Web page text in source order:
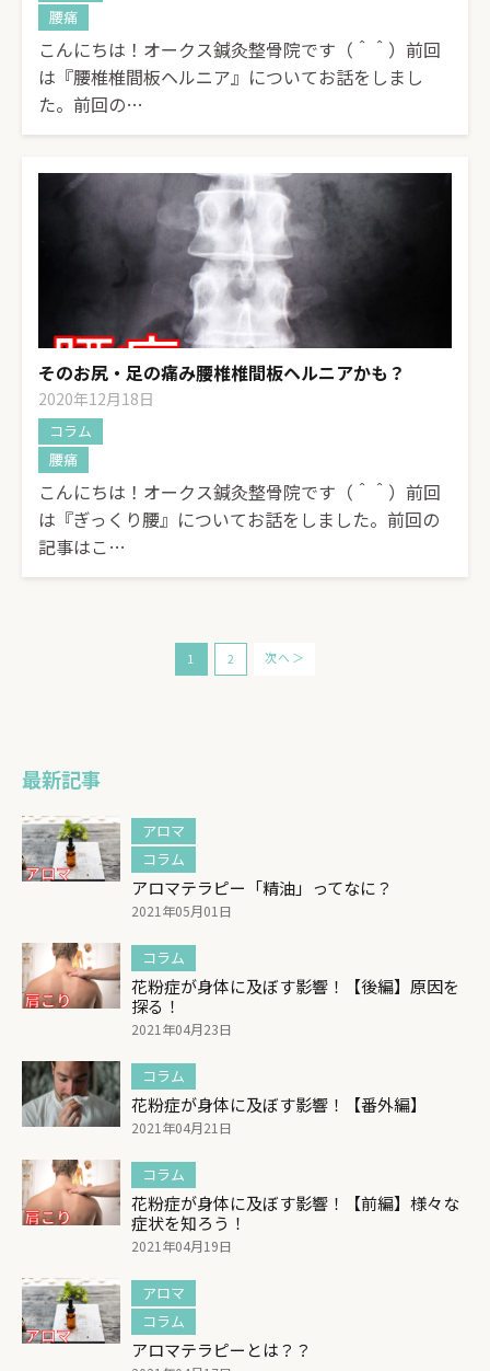
腰痛
こんにちは！オークス鍼灸整骨院です（＾＾）前回
は『腰椎椎間板ヘルニア』についてお話をしまし
た。前回の…
そのお尻・足の痛み腰椎椎間板ヘルニアかも？
2020年12月18日
コラム
腰痛
こんにちは！オークス鍼灸整骨院です（＾＾）前回
は『ぎっくり腰』についてお話をしました。前回の
記事はこ…
1 2 次へ ＞
最新記事
アロマ
コラム
アロマテラピー「精油」ってなに？
2021年05月01日
コラム
花粉症が身体に及ぼす影響！【後編】原因を
探る！
2021年04月23日
コラム
花粉症が身体に及ぼす影響！【番外編】
2021年04月21日
コラム
花粉症が身体に及ぼす影響！【前編】様々な
症状を知ろう！
2021年04月19日
アロマ
コラム
アロマテラピーとは？？